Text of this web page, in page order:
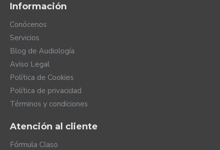
Solo disponible en color blanco.
Compatible con Naída CI Q30, Naída CI Q70 y
Naída CI Q90.
Compatible con el implante HiRes Ultra.
Compatible con baterías PowerCel 110 mini,
PowerCel 110 y PowerCel 170 mini.
Convierte tu procesador en sumergible.
Protege tu procesador del polvo, la suciedad y
los golpes.
Para disfrutar de su uso acuático, es necesaria la
activación de un programa específico para el
Información
Conócenos
Servicios
Blog de Audiología
Aviso Legal
Política de Cookies
Política de privacidad
Términos y condiciones
Atención al cliente
Fórmula Claso